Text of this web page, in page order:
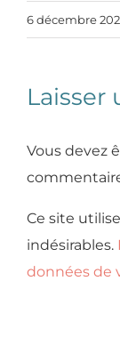
6 décembre
Vous devez
Ce site
indésirables.
données de